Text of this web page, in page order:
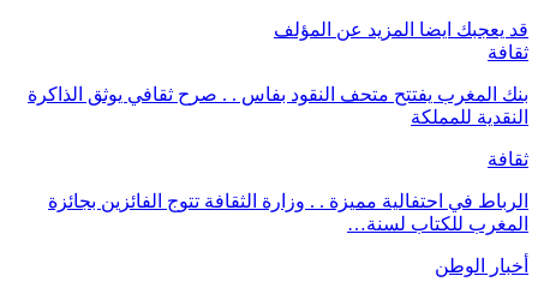
قد يعجبك ايضا المزيد عن المؤلف
ثقافة
بنك المغرب يفتتح متحف النقود بفاس . . صرح ثقافي يوثق الذاكرة
النقدية للمملكة
ثقافة
الرباط في احتفالية مميزة . . وزارة الثقافة تتوج الفائزين بجائزة
المغرب للكتاب لسنة…
أخبار الوطن